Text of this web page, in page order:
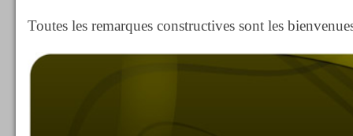
Toutes les remarques constructives sont les